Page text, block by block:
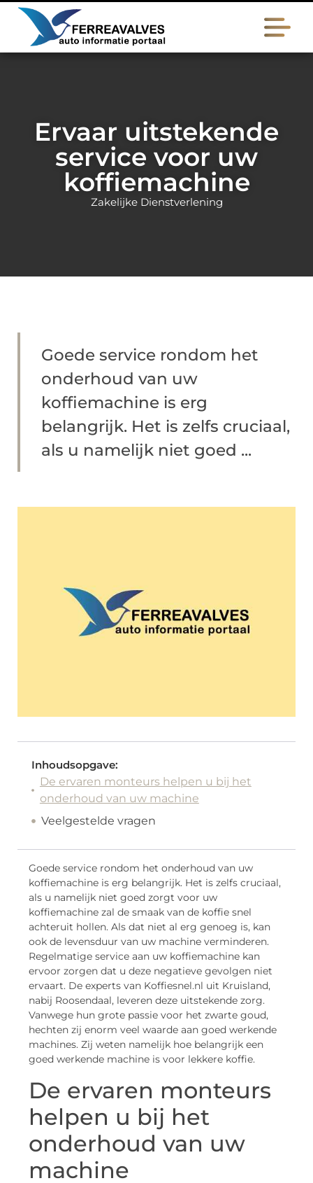
Ervaar uitstekende
service voor uw
koffiemachine
Zakelijke Dienstverlening
Goede service rondom het
onderhoud van uw
koffiemachine is erg
belangrijk. Het is zelfs cruciaal,
als u namelijk niet goed ...
Inhoudsopgave:
De ervaren monteurs helpen u bij het
onderhoud van uw machine
Veelgestelde vragen
Goede service rondom het onderhoud van uw
koffiemachine is erg belangrijk. Het is zelfs cruciaal,
als u namelijk niet goed zorgt voor uw
koffiemachine zal de smaak van de koffie snel
achteruit hollen. Als dat niet al erg genoeg is, kan
ook de levensduur van uw machine verminderen.
Regelmatige service aan uw koffiemachine kan
ervoor zorgen dat u deze negatieve gevolgen niet
ervaart. De experts van Koffiesnel.nl uit Kruisland,
nabij Roosendaal, leveren deze uitstekende zorg.
Vanwege hun grote passie voor het zwarte goud,
hechten zij enorm veel waarde aan goed werkende
machines. Zij weten namelijk hoe belangrijk een
goed werkende machine is voor lekkere koffie.
De ervaren monteurs
helpen u bij het
onderhoud van uw
machine